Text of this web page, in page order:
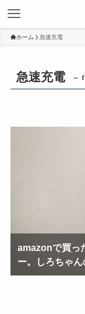
ホーム 急速充電
急速充電 –
amazonで買っ
ー。しろちゃ